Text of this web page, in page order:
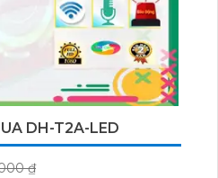
DH-T2A-LED
₫